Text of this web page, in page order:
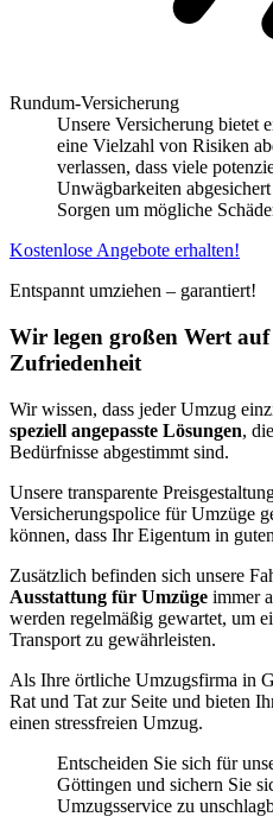
Rundum-Versicherung
Unsere Versicherung bietet
eine Vielzahl von Risiken
verlassen, dass viele
Unwägbarkeiten
Sorgen um mögliche
Kostenlose Angebote erhalten!
Entspannt umziehen – garantiert!
Wir legen großen Wert
Zufriedenheit
Wir wissen, dass jeder Umzug
speziell angepasste Lösungen,
Bedürfnisse abgestimmt sind.
Unsere transparente
Versicherungspolice für Umzüge
können, dass Ihr Eigentum in
Zusätzlich befinden sich unsere
Ausstattung für Umzüge immer
werden regelmäßig gewartet, um
Transport zu gewährleisten.
Als Ihre örtliche Umzugsfirma in
Rat und Tat zur Seite und bieten
einen stressfreien Umzug.
Entscheiden Sie sich für
Göttingen und sichern Sie
Umzugsservice zu